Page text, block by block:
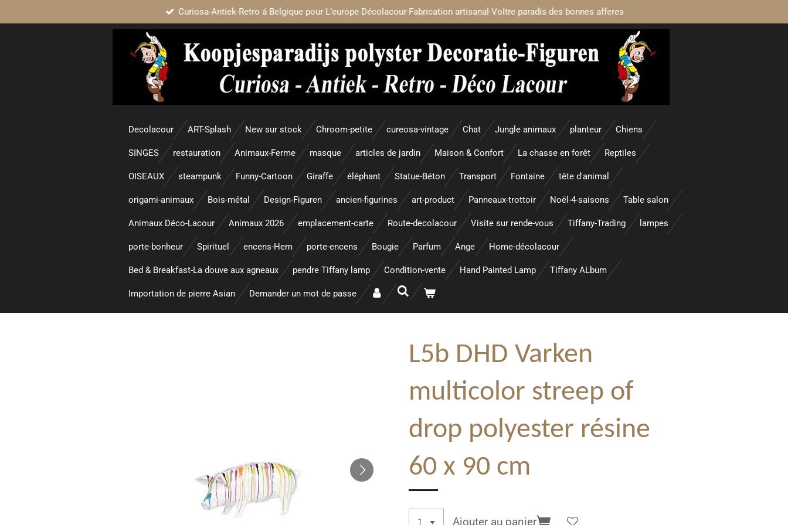
Curiosa-Antiek-Retro á Belgique pour L’europe Décolacour-Fabrication artisanal-Voltre paradis des bonnes afferes
Decolacour ART-Splash New sur stock Chroom-petite cureosa-vintage Chat Jungle animaux planteur Chiens
SINGES restauration Animaux-Ferme masque articles de jardin Maison & Confort La chasse en forêt Reptiles
OISEAUX steampunk Funny-Cartoon Giraffe éléphant Statue-Béton Transport Fontaine tête d'animal
origami-animaux Bois-métal Design-Figuren ancien-figurines art-product Panneaux-trottoir Noël-4-saisons Table salon
Animaux Déco-Lacour Animaux 2026 emplacement-carte Route-decolacour Visite sur rende-vous Tiffany-Trading lampes
porte-bonheur Spirituel encens-Hem porte-encens Bougie Parfum Ange Home-décolacour
Bed & Breakfast-La douve aux agneaux pendre Tiffany lamp Condition-vente Hand Painted Lamp Tiffany ALbum
Importation de pierre Asian Demander un mot de passe
L5b DHD Varken
multicolor streep of
drop polyester résine
60 x 90 cm
Ajouter au panier